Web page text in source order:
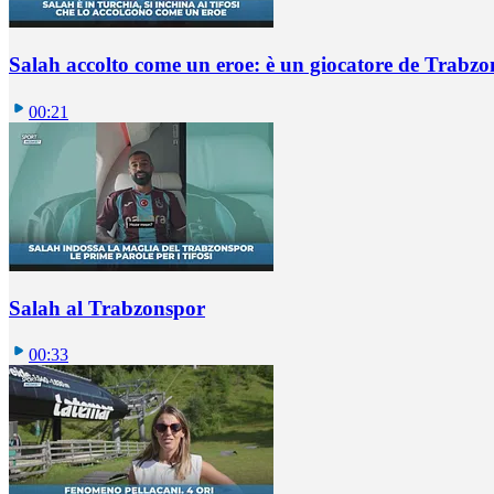
Salah accolto come un eroe: è un giocatore de
00:21
Salah al Trabzonspor
00:33